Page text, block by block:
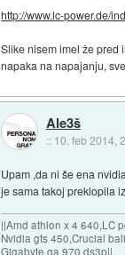
http://www.lc-power.de/
Slike nisem imel že pred
napaka na napajanju,
Ale3š
:: 10. feb 2014,
Upam ,da ni še ena
je sama takoj preklopila
||Amd athlon x 4 640,LC
Nvidia gts 450,Crucial
Gigabyte ga 970 ds3p||